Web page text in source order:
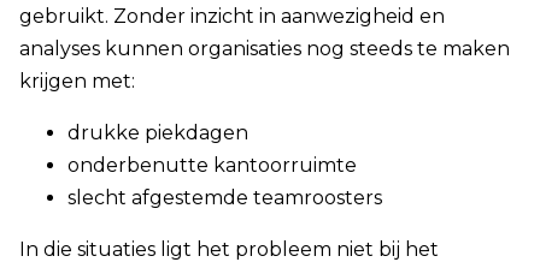
gebruikt. Zonder inzicht in aanwezigheid en
analyses kunnen organisaties nog steeds te maken
krijgen met:
drukke piekdagen
onderbenutte kantoorruimte
slecht afgestemde teamroosters
In die situaties ligt het probleem niet bij het